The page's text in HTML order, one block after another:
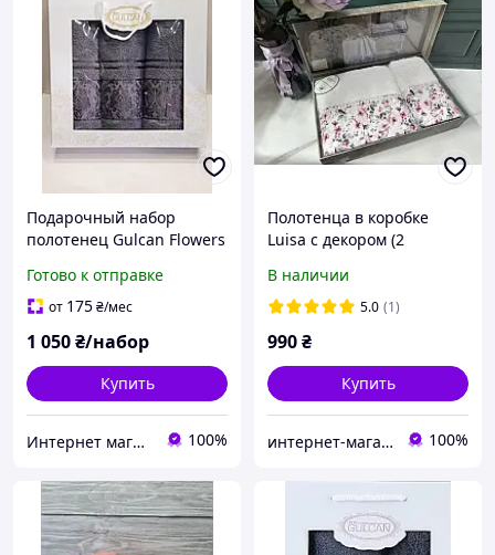
Подарочный набор
полотенец Gulcan Flowers
Готово к отправке
от 175₴/мес
1 050₴/набор
Купить
Интернет магазин тканин "Улюблена Постіль" 100%
Полотенца в коробке
Luisa с декором (2
банное лицевое Турция
В наличии
5.0 (1)
990₴
Купить
интернет-магазин "BAMBYK" 100%